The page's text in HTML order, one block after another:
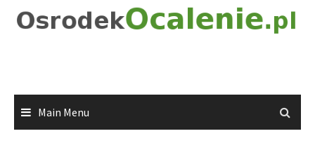
Main Menu